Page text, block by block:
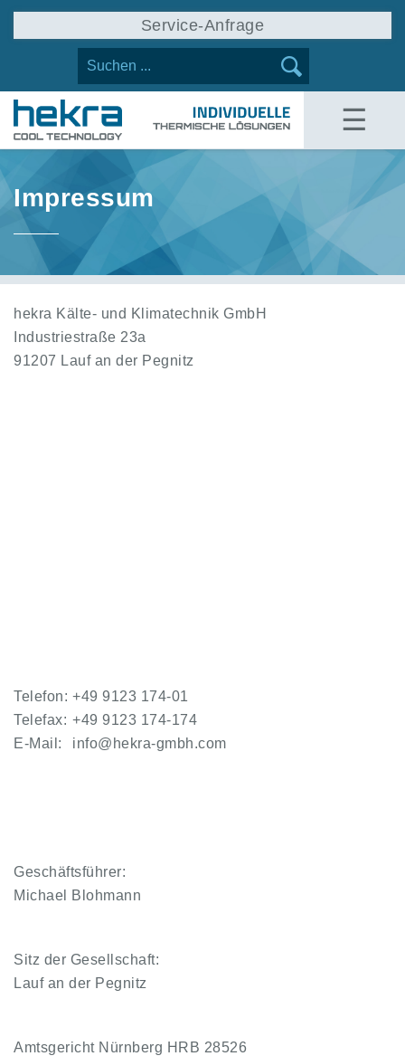
Service-Anfrage
☰
Impressum
hekra Kälte- und Klimatechnik GmbH
Industriestraße 23a
91207 Lauf an der Pegnitz
Telefon: +49 9123 174-01
Telefax: +49 9123 174-174
E-Mail:
info@hekra-gmbh.com
Geschäftsführer:
Michael Blohmann
Sitz der Gesellschaft:
Lauf an der Pegnitz
Amtsgericht Nürnberg HRB 28526